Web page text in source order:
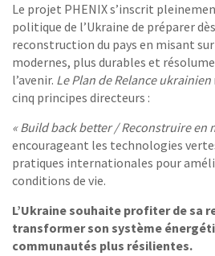
Le projet PHENIX s’inscrit
politique de l’Ukraine de préparer
reconstruction du pays en misant
modernes, plus durables et
l’avenir. Le Plan de Relance ukrainien
cinq principes directeurs :
« Build back better / Reconstruire en
encourageant les technologies
pratiques internationales pour
conditions de vie.
L’Ukraine souhaite profiter de sa
transformer son système
communautés plus résilientes.